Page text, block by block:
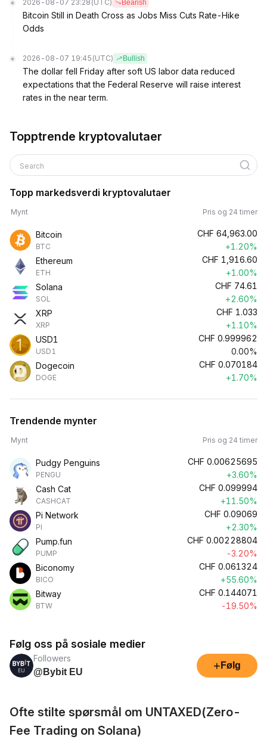
2026-08-07 23:28 (UTC) Bearish
Bitcoin Still in Death Cross as Jobs Miss Cuts Rate-Hike
Odds
2026-08-07 19:45 (UTC) Bullish
The dollar fell Friday after soft US labor data reduced
expectations that the Federal Reserve will raise interest
rates in the near term.
Topptrende kryptovalutaer
Search
Topp markedsverdi kryptovalutaer
Mynt Pris og 24 timer
Bitcoin
BTC
CHF 64,963.00
+1.20%
Ethereum
ETH
CHF 1,916.60
+1.00%
Solana
SOL
CHF 74.61
+2.60%
XRP
XRP
CHF 1.033
+1.10%
USD1
USD1
CHF 0.999962
0.00%
Dogecoin
DOGE
CHF 0.070184
+1.70%
Trendende mynter
Mynt Pris og 24 timer
Pudgy Penguins
PENGU
CHF 0.00625695
+3.60%
Cash Cat
CASHCAT
CHF 0.099994
+11.50%
Pi Network
PI
CHF 0.09069
+2.30%
Pump.fun
PUMP
CHF 0.00228804
-3.20%
Biconomy
BICO
CHF 0.061324
+55.60%
Bitway
BTW
CHF 0.144071
-19.50%
Følg oss på sosiale medier
Followers
@Bybit EU
+ Følg
Ofte stilte spørsmål om UNTAXED(Zero-
Fee Trading on Solana)